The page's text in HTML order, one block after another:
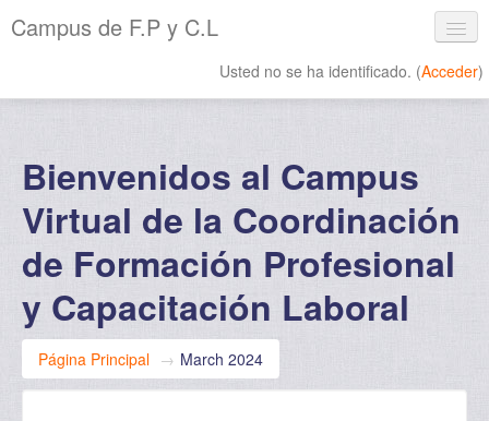
Campus de F.P y C.L
Usted no se ha identificado. (Acceder)
Bienvenidos al Campus
Virtual de la Coordinación
de Formación Profesional
y Capacitación Laboral
Página Principal → March 2024